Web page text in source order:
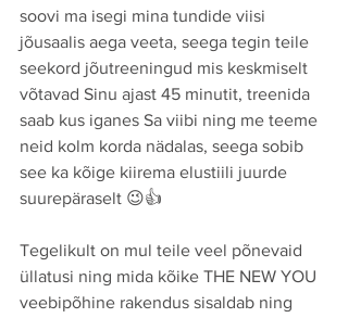
soovi ma isegi mina tundide viisi
jõusaalis aega veeta, seega tegin teile
seekord jõutreeningud mis keskmiselt
võtavad Sinu ajast 45 minutit, treenida
saab kus iganes Sa viibi ning me teeme
neid kolm korda nädalas, seega sobib
see ka kõige kiirema elustiili juurde
suurepäraselt 😉👍
Tegelikult on mul teile veel põnevaid
üllatusi ning mida kõike THE NEW YOU
veebipõhine rakendus sisaldab ning